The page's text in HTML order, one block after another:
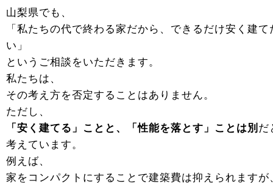
山梨県でも、
「私たちの代で終わる家だから、できるだけ安く建て
い」
というご相談をいただきます。
私たちは、
その考え方を否定することはありません。
ただし、
「安く建てる」ことと、「性能を落とす」ことは別 だ
考えています。
例えば、
家をコンパクトにすることで建築費は抑えられますが